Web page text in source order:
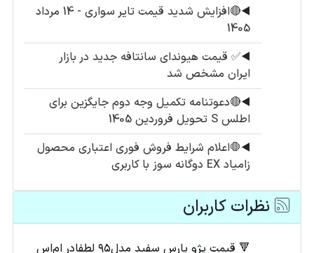
◀️
🔴افزایش شدید قیمت تایر سواری - 14 مرداد
1405
◀️✅ قیمت هیوندای سانتافه جدید در بازار
ایران مشخص شد
◀️🔴دعوتنامه تکمیل وجه دوم جایگزین برای
اطلس S تحویل فروردین 1405
◀️🛑اعلام شرایط فروش فوری اعتباری محصول
زامیاد EX دوگانه سوز با کاربری
نظرات کاربران
🔻 قیمت پژو پارس سفید مدل۹۵ لطفادر ام‌اس